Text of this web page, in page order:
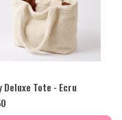
Deluxe Tote - Ecru